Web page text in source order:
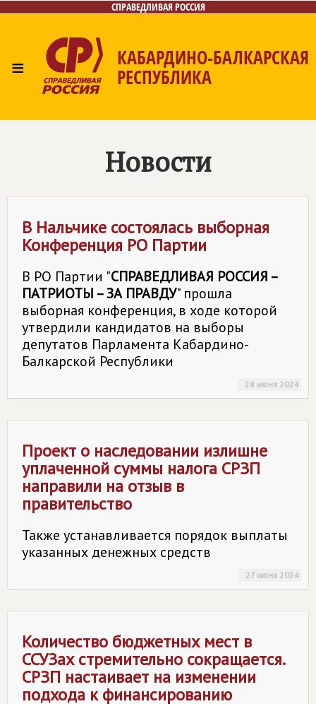
СПРАВЕДЛИВАЯ РОССИЯ
≡ КАБАРДИНО-БАЛКАРСКАЯ
РЕСПУБЛИКА
Новости
В Нальчике состоялась выборная
Конференция РО Партии
В РО Партии "СПРАВЕДЛИВАЯ РОССИЯ –
ПАТРИОТЫ – ЗА ПРАВДУ" прошла
выборная конференция, в ходе которой
утвердили кандидатов на выборы
депутатов Парламента Кабардино-
Балкарской Республики
28 июня 2024
Проект о наследовании излишне
уплаченной суммы налога СРЗП
направили на отзыв в
правительство
Также устанавливается порядок выплаты
указанных денежных средств
27 июня 2024
Количество бюджетных мест в
ССУЗах стремительно сокращается.
СРЗП настаивает на изменении
подхода к финансированию